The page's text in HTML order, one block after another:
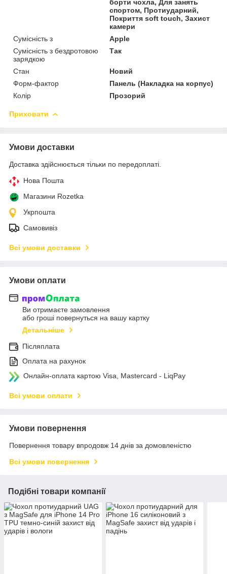
борти чохла, Для занять
спортом, Протиударний,
Покриття soft touch, Захист
камери
Сумісність з
Apple
Сумісність з бездротовою
зарядкою
Так
Стан
Новий
Форм-фактор
Панель (Накладка на корпус)
Колір
Прозорий
Приховати
Умови доставки
Доставка здійснюється тільки по передоплаті.
Нова Пошта
Магазини Rozetka
Укрпошта
Самовивіз
Всі умови доставки
Умови оплати
Ви отримаєте замовлення
або гроші повернуться на вашу картку
Детальніше
Післяплата
Оплата на рахунок
Онлайн-оплата картою Visa, Mastercard - LiqPay
Всі умови оплати
Умови повернення
Повернення товару впродовж 14 днів за домовленістю
Всі умови повернення
Подібні товари компанії